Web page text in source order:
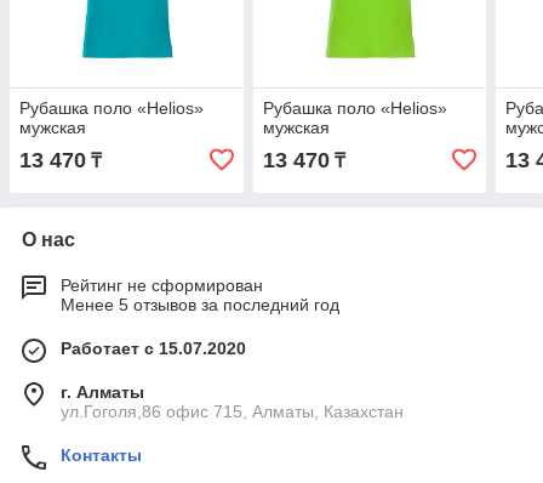
Рубашка поло «Helios»
мужская
13 470 ₸
Рубашка поло «Helios»
мужская
13 470₸ 13
О нас
Рейтинг не сформирован
Менее 5 отзывов за последний год
Работает с 15.07.2020
г. Алматы
ул.Гоголя,86 офис 715, Алматы, Казахстан
Контакты